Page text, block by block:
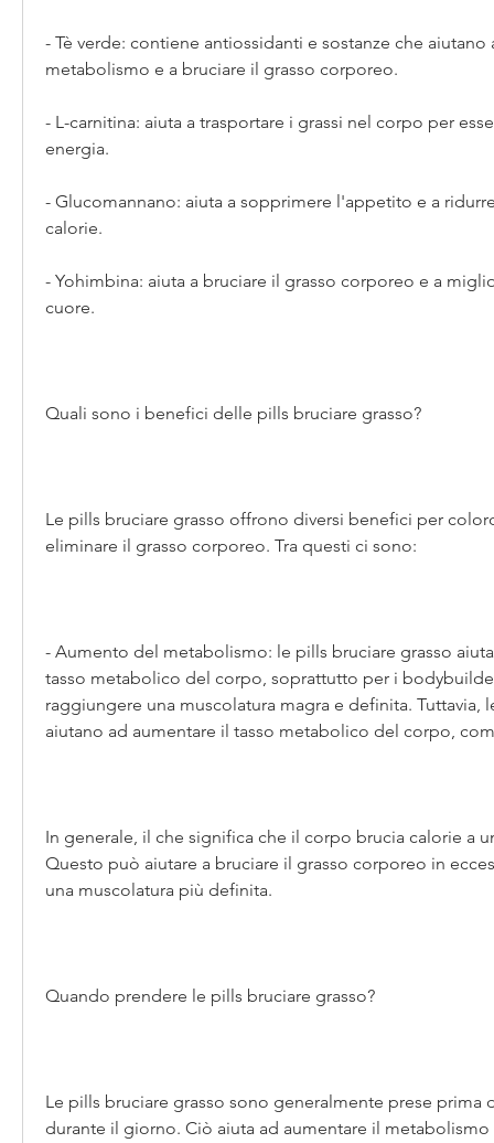
- Tè verde: contiene antiossidanti e sostanze che aiutano
metabolismo e a bruciare il grasso corporeo.
- L-carnitina: aiuta a trasportare i grassi nel corpo per
energia.
- Glucomannano: aiuta a sopprimere l'appetito e a
calorie.
- Yohimbina: aiuta a bruciare il grasso corporeo e a
cuore.
Quali sono i benefici delle pills bruciare grasso?
Le pills bruciare grasso offrono diversi benefici per
eliminare il grasso corporeo. Tra questi ci sono:
- Aumento del metabolismo: le pills bruciare grasso
tasso metabolico del corpo, soprattutto per i
raggiungere una muscolatura magra e definita. Tuttavia,
aiutano ad aumentare il tasso metabolico del corpo,
In generale, il che significa che il corpo brucia calorie a
Questo può aiutare a bruciare il grasso corporeo in
una muscolatura più definita.
Quando prendere le pills bruciare grasso?
Le pills bruciare grasso sono generalmente prese prima
durante il giorno. Ciò aiuta ad aumentare il metabolismo